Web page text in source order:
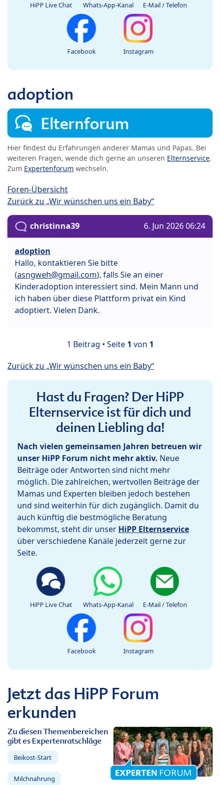
HiPP Live Chat Whats-App-Kanal E-Mail / Telefon
Facebook Instagram
adoption
Elternforum
Hier findest du Erfahrungen anderer Mamas und Papas. Bei
weiteren Fragen, wende dich gerne an unseren Elternservice.
Zum Expertenforum wechseln.
Foren-Übersicht
Zurück zu „Wir wünschen uns ein Baby“
christinna39 6. Jun 2026 06:24
adoption
Hallo, kontaktieren Sie bitte
(asngweh@gmail.com), falls Sie an einer
Kinderadoption interessiert sind. Mein Mann und
ich haben über diese Plattform privat ein Kind
adoptiert. Vielen Dank.
1 Beitrag • Seite 1 von 1
Zurück zu „Wir wünschen uns ein Baby“
Hast du Fragen? Der HiPP
Elternservice ist für dich und
deinen Liebling da!
Nach vielen gemeinsamen Jahren betreuen wir
unser HiPP Forum nicht mehr aktiv. Neue
Beiträge oder Antworten sind nicht mehr
möglich. Die zahlreichen, wertvollen Beiträge der
Mamas und Experten bleiben jedoch bestehen
und sind weiterhin für dich zugänglich. Damit du
auch künftig die bestmögliche Beratung
bekommst, steht dir unser HiPP Elternservice
über verschiedene Kanäle jederzeit gerne zur
Seite.
HiPP Live Chat Whats-App-Kanal E-Mail / Telefon
Facebook Instagram
Jetzt das HiPP Forum
erkunden
Zu diesen Themenbereichen
gibt es Expertenratschläge
Beikost-Start
Milchnahrung